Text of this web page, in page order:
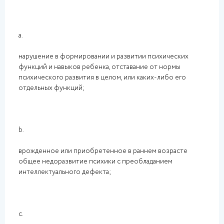
a.
нарушение в формировании и развитии психических
функций и навыков ребенка, отставание от нормы
психического развития в целом, или каких-либо его
отдельных функций;
b.
врожденное или приобретенное в раннем возрасте
общее недоразвитие психики с преобладанием
интеллектуального дефекта;
c.